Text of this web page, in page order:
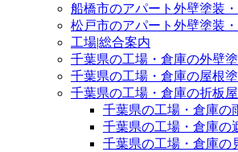
船橋市のアパート外壁塗装
松戸市のアパート外壁塗装
工場|総合案内
千葉県の工場・倉庫の外壁
千葉県の工場・倉庫の屋根
千葉県の工場・倉庫の折板
千葉県の工場・倉庫の
千葉県の工場・倉庫の
千葉県の工場・倉庫の